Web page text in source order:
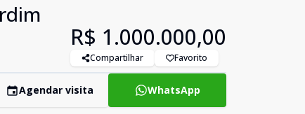
R$ 1.000.000,00
Compartilhar Favorito
Agendar visita WhatsApp